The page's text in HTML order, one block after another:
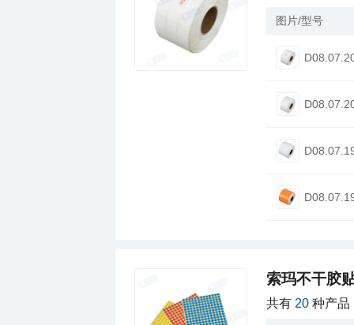
图片/型号
索玛不干胶
共有 20 种产品